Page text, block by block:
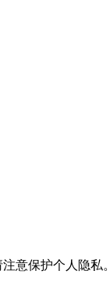
意保护个人隐私。